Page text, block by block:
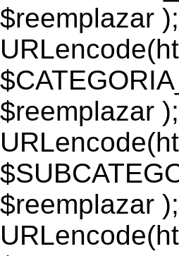
$reemplazar
$reemplazar
$reemplazar